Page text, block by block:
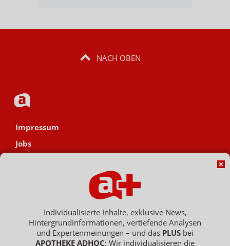
NACH OBEN
Impressum
Jobs
Hinweisgebersystem
Vertrag widerrufen
Individualisierte Inhalte, exklusive News,
Hintergrundinformationen, vertiefende Analysen
und Expertenmeinungen – und das PLUS bei
APOTHEKE ADHOC: Wir individualisieren die